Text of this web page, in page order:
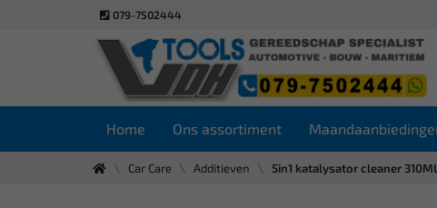
079-7502444
Home Ons assortiment
Car Care Additieven 5in1 katalysator cleaner